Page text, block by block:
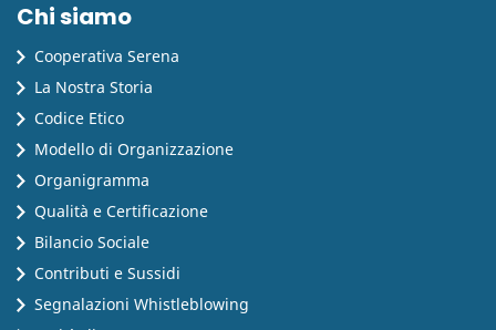
Chi siamo
Cooperativa Serena
La Nostra Storia
Codice Etico
Modello di Organizzazione
Organigramma
Qualità e Certificazione
Bilancio Sociale
Contributi e Sussidi
Segnalazioni Whistleblowing